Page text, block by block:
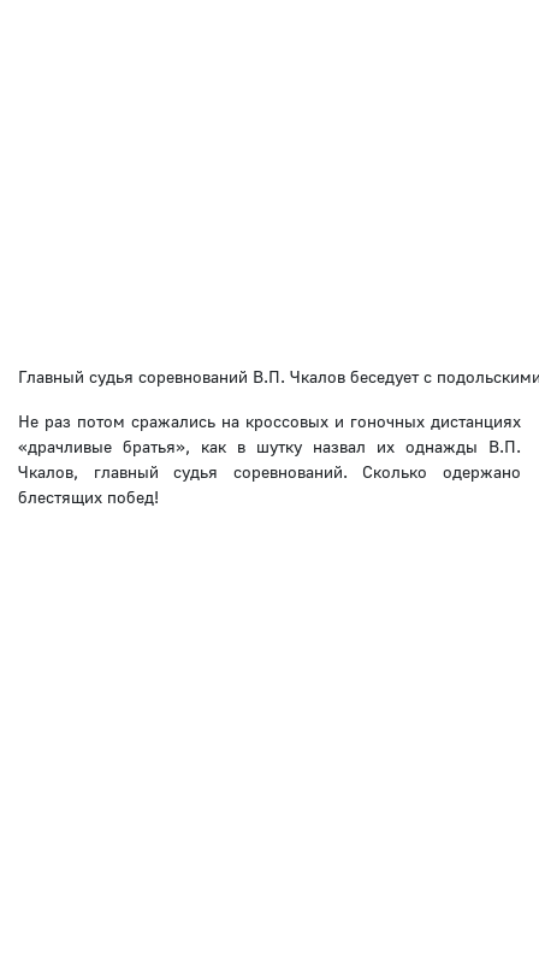
Главный судья соревнований В.П. Чкалов беседует с
Не раз потом сражались на кроссовых и гоночных дистанциях
«драчливые братья», как в шутку назвал их однажды В.П.
Чкалов, главный судья соревнований. Сколько одержано
блестящих побед!